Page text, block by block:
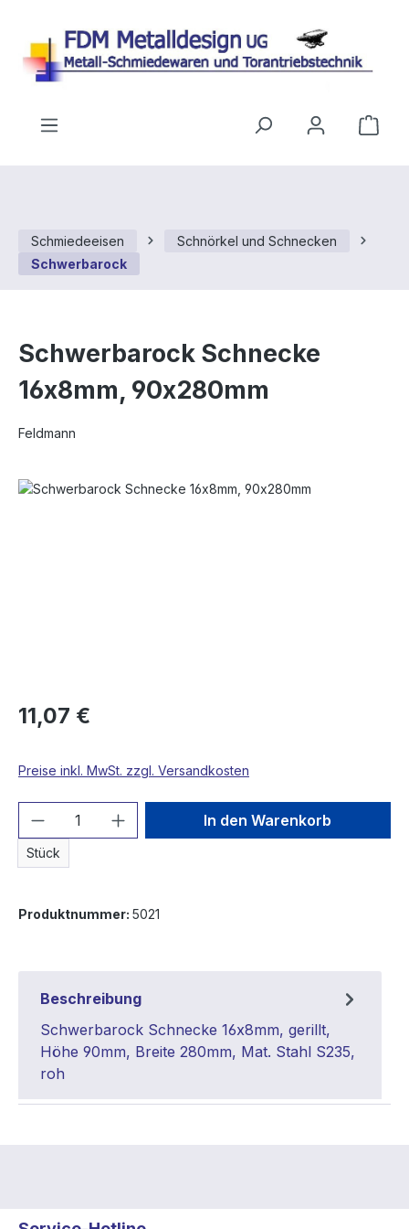
Schmiedeeisen
Schnörkel und Schnecken
Schwerbarock
Schwerbarock Schnecke
16x8mm, 90x280mm
Feldmann
Bildergalerie überspringen
11,07 €
Preise inkl. MwSt. zzgl. Versandkosten
Produkt Anzahl: Gib den
Stück
In den Warenkorb
Produktnummer: 5021
Beschreibung
Schwerbarock Schnecke 16x8mm, gerillt,
Höhe 90mm, Breite 280mm, Mat. Stahl S235,
roh